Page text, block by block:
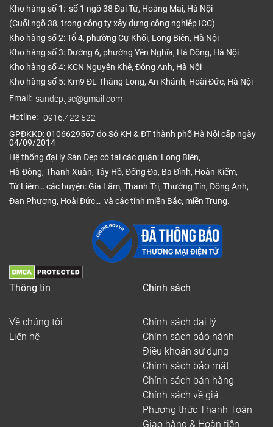
Kho hàng số 1: số 1 ngõ 38 Đại Từ, Hoàng Mai, Hà Nội
(Cuối ngõ 38, trong công ty xây dựng công nghiệp ICC)
Kho hàng số 2: Tổ 4, phường Cự Khối, Long Biên, Hà Nội
Kho hàng số 3: Đường 6, phường Yên Nghĩa, Hà Đông, Hà Nội
Kho hàng số 4: KCN Nguyên Khê, Đông Anh, Hà Nội
Kho hàng số 5: Km9 ĐL Thăng Long, An Khánh, Hoài Đức, Hà Nội
Email: sandep.jsc@gmail.com
Hotline: 0916.422.522
GPĐKKD: 0106629567 do Sở KH & ĐT thành phố Hà Nội cấp ngày
04/09/2014
Hệ thống đại lý Sàn Đẹp có tại các quận: Long Biên,
Hà Đông, Thanh Xuân, Tây Hồ, Đống Đa, Ba Đình, Hoàn Kiếm,
Từ Liêm… các huyện: Gia Lâm, Thanh Trì, Thường Tín, Đông Anh,
Đan Phượng, Hoài Đức… và các tỉnh miền Bắc, miền Trung.
Thông tin
Về chúng tôi
Liên hệ
Chính sách
Chính sách đại lý
Chính sách bảo hành
Điều khoản sử dụng
Chính sách bảo mật
Chính sách bán hàng
Chính sách về giá
Phương thức Thanh Toán
Giao hàng & Hoàn tiền